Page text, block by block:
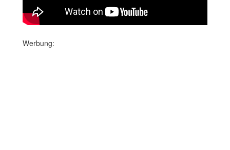
Werbung: